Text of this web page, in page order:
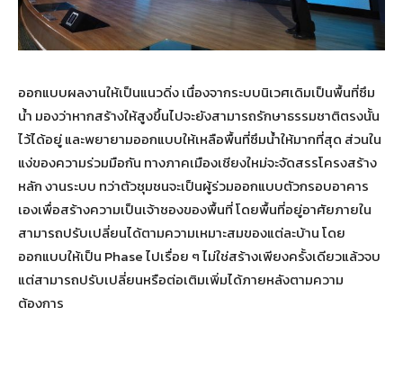
ออกแบบผลงานให้เป็นแนวดิ่ง เนื่องจากระบบนิเวศเดิมเป็นพื้นที่ซึม
น้ำ มองว่าหากสร้างให้สูงขึ้นไปจะยังสามารถรักษาธรรมชาติตรงนั้น
ไว้ได้อยู่ และพยายามออกแบบให้เหลือพื้นที่ซึมน้ำให้มากที่สุด ส่วนใน
แง่ของความร่วมมือกัน ทางภาคเมืองเชียงใหม่จะจัดสรรโครงสร้าง
หลัก งานระบบ ทว่าตัวชุมชนจะเป็นผู้ร่วมออกแบบตัวกรอบอาคาร
เองเพื่อสร้างความเป็นเจ้าชองของพื้นที่ โดยพื้นที่อยู่อาศัยภายใน
สามารถปรับเปลี่ยนได้ตามความเหมาะสมของแต่ละบ้าน โดย
ออกแบบให้เป็น Phase ไปเรื่อย ๆ ไม่ใช่สร้างเพียงครั้งเดียวแล้วจบ
แต่สามารถปรับเปลี่ยนหรือต่อเติมเพิ่มได้ภายหลังตามความ
ต้องการ